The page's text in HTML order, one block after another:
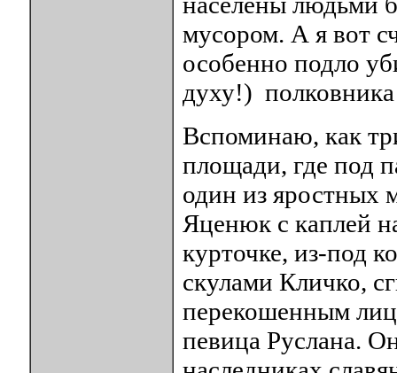
мусором. А я вот
особенно подло
духу!)
Вспоминаю, как
площади, где под
один из яростных
Яценюк с каплей
курточке, из-под
скулами Кличко,
перекошенным
певица Руслана.